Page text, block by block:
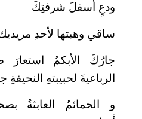
ودعٍ أسفلَ شرفتِكَ
ساقي وهبتها لأحدِ
جارُكَ الأبكمُ استعارَ
الرباعيةَ لحبيبتهِ النحيفةِ
و الحمائمُ العابثةُ